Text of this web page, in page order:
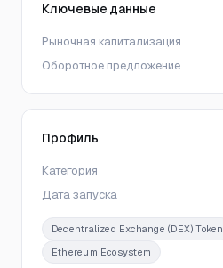
Ключевые данные
Рыночная капитализация
Оборотное предложение
Профиль
Категория
Дата запуска
Decentralized Exchange (DEX) Token
Ethereum Ecosystem